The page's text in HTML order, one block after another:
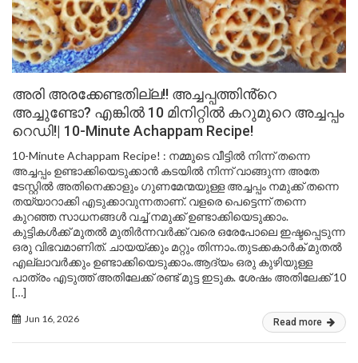
അരി അരക്കേണ്ടതില്ല!! അച്ചപ്പത്തിൻ്റെ
അച്ചുണ്ടോ? എങ്കിൽ 10 മിനിറ്റിൽ കറുമുറെ അച്ചപ്പം
റെഡി!| 10-Minute Achappam Recipe!
10-Minute Achappam Recipe! : നമ്മുടെ വീട്ടിൽ നിന്ന് തന്നെ
അച്ചപ്പം ഉണ്ടാക്കിയെടുക്കാൻ കടയിൽ നിന്ന് വാങ്ങുന്ന അതേ
ടേസ്റ്റിൽ അതിനെക്കാളും ഗുണമേന്മയുള്ള അച്ചപ്പം നമുക്ക് തന്നെ
തയ്യാറാക്കി എടുക്കാവുന്നതാണ്. വളരെ പെട്ടെന്ന് തന്നെ
കുറഞ്ഞ സാധനങ്ങൾ വച്ച് നമുക്ക് ഉണ്ടാക്കിയെടുക്കാം.
കുട്ടികൾക്ക് മുതൽ മുതിർന്നവർക്ക് വരെ ഒരേപോലെ ഇഷ്ടപ്പെടുന്ന
ഒരു വിഭവമാണിത്. ചായയ്ക്കും മറ്റും തിന്നാം.തുടക്കകാർക് മുതൽ
എല്ലാവർക്കും ഉണ്ടാക്കിയെടുക്കാം.ആദ്യം ഒരു കുഴിയുള്ള
പാത്രം എടുത്ത് അതിലേക്ക് രണ്ട് മുട്ട ഇടുക. ശേഷം അതിലേക്ക് 10
[…]
Jun 16, 2026 Read more